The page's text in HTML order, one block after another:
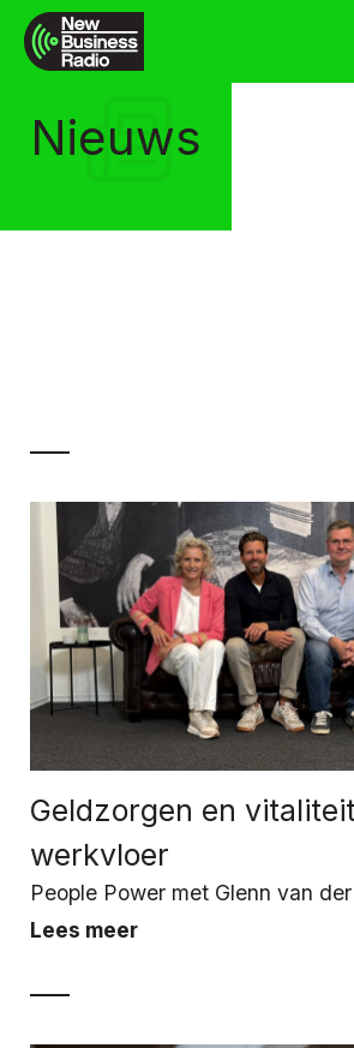
Nieuws
Geldzorgen en
werkvloer
People Power met Glenn van
Lees meer